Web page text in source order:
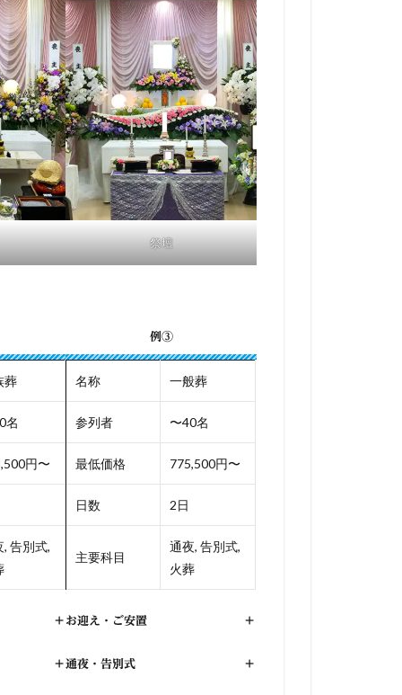
祭壇
葬
名
円〜
, 告別式,
+
+
例③
名称 一般葬
参列者 〜40名
最低価格 775,500円〜
日数 2日
主要科目
通夜, 告別式,
火葬
お迎え・ご安置 +
通夜・告別式 +